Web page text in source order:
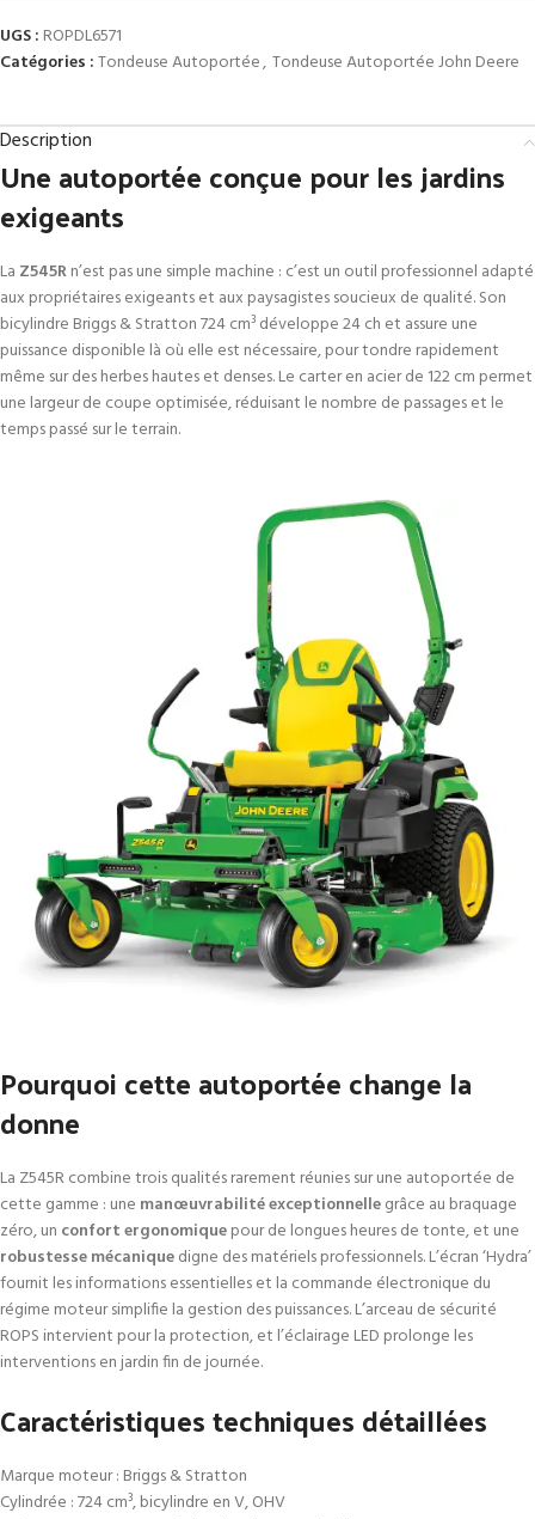
UGS : ROPDL6571
Catégories :Tondeuse Autoportée, Tondeuse Autoportée John Deere
Description
Une autoportée conçue pour les jardins
exigeants
La Z545Rn’est pas une simple machine : c’est un outil professionnel adapté
aux propriétaires exigeants et aux paysagistes soucieux de qualité. Son
bicylindre Briggs & Stratton 724 cm³ développe 24 ch et assure une
puissance disponible là où elle est nécessaire, pour tondre rapidement
même sur des herbes hautes et denses. Le carter en acier de 122 cm permet
une largeur de coupe optimisée, réduisant le nombre de passages et le
temps passé sur le terrain.
Pourquoi cette autoportée change la
donne
La Z545R combine trois qualités rarement réunies sur une autoportée de
cette gamme : une manœuvrabilité exceptionnellegrâce au braquage
zéro, un confort ergonomiquepour de longues heures de tonte, et une
robustesse mécaniquedigne des matériels professionnels. L’écran ‘Hydra’
fournit les informations essentielles et la commande électronique du
régime moteur simplifie la gestion des puissances. L’arceau de sécurité
ROPS intervient pour la protection, et l’éclairage LED prolonge les
interventions en jardin fin de journée.
Caractéristiques techniques détaillées
Marque moteur : Briggs & Stratton
Cylindrée : 724 cm³, bicylindre en V, OHV